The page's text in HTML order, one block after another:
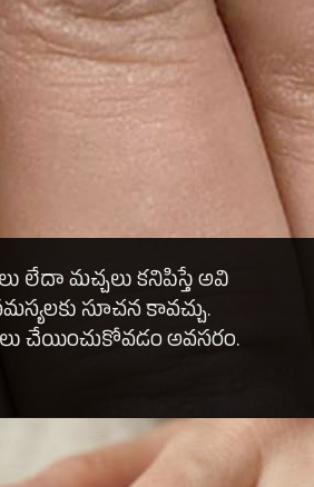
లేదా మచ్చలు కనిపిస్తే అవి
సూచన కావచ్చు.
చేయించుకోవడం అవసరం.